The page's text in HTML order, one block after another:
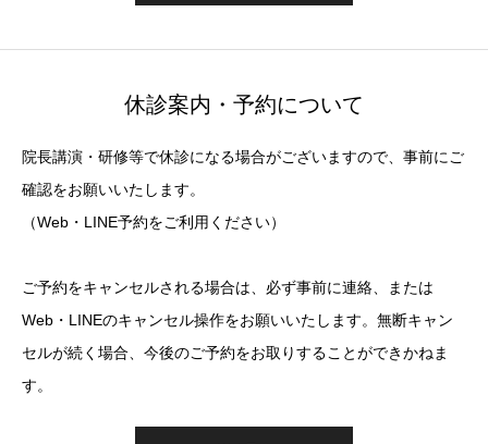
休診案内・予約について
院長講演・研修等で休診になる場合がございますので、事前にご
確認をお願いいたします。
（Web・LINE予約をご利用ください）
ご予約をキャンセルされる場合は、必ず事前に連絡、または
Web・LINEのキャンセル操作をお願いいたします。無断キャン
セルが続く場合、今後のご予約をお取りすることができかねま
す。